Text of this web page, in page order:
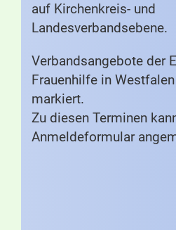
auf Kirchenkreis- und
Landesverbandsebene.
Verbandsangebote der
Frauenhilfe in
markiert.
Zu diesen Terminen
Anmeldeformular